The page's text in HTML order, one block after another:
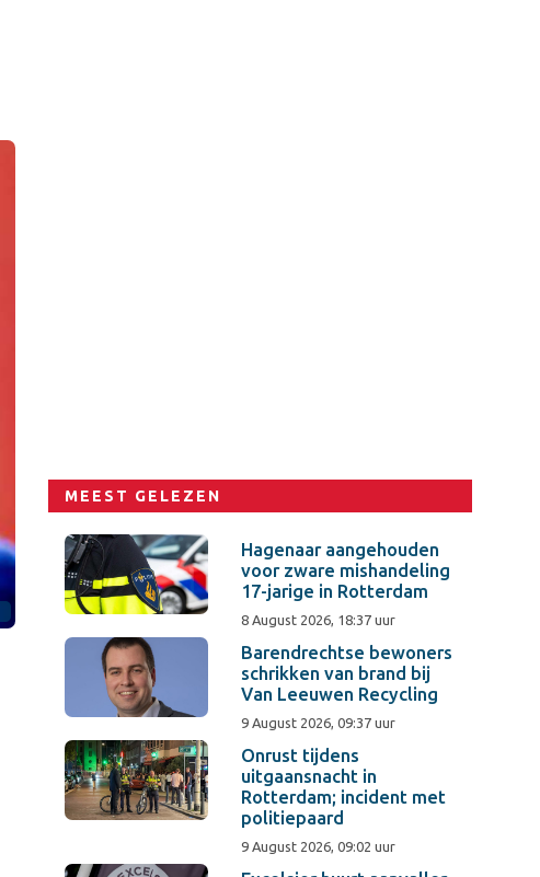
MEEST GELEZEN
Hagenaar aangehouden
voor zware mishandeling
17-jarige in Rotterdam
8 August 2026, 18:37 uur
Barendrechtse bewoners
schrikken van brand bij
Van Leeuwen Recycling
9 August 2026, 09:37 uur
Onrust tijdens
uitgaansnacht in
Rotterdam; incident met
politiepaard
9 August 2026, 09:02 uur